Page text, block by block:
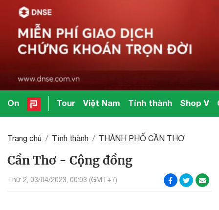
On Tour Việt Nam Tỉnh thành Shop V
Trang chủ Tỉnh thành THÀNH PHỐ CẦN THƠ
Cần Thơ - Cộng đồng
Thứ 2, 03/04/2023, 00:03 (GMT+7)